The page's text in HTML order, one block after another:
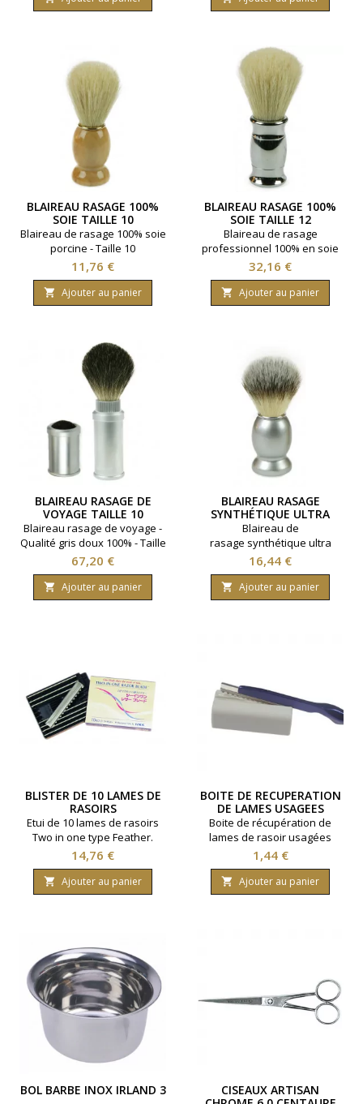
base
BLAIREAU RASAGE 100%
SOIE TAILLE 10
Blaireau de rasage 100% soie
porcine - Taille 10
Prix
11,76 €
 Ajouter au panier
BLAIREAU RASAGE 100%
SOIE TAILLE 12
Blaireau de rasage
professionnel 100% en soie
porcine - Taille 12.
Prix
32,16 €
 Ajouter au panier
BLAIREAU RASAGE DE
VOYAGE TAILLE 10
Blaireau rasage de voyage -
Qualité gris doux 100% - Taille
10
Prix
67,20 €
 Ajouter au panier
BLAIREAU RASAGE
SYNTHÉTIQUE ULTRA
DOUX
Blaireau de
rasage synthétique ultra
doux - Taille 10.
Prix
16,44 €
 Ajouter au panier
BLISTER DE 10 LAMES DE
RASOIRS
Etui de 10 lames de rasoirs
Two in one type Feather.
Prix
14,76 €
 Ajouter au panier
BOITE DE RECUPERATION
DE LAMES USAGEES
Boite de récupération de
lames de rasoir usagées
Prix
1,44 €
 Ajouter au panier
BOL BARBE INOX IRLAND 3
CISEAUX ARTISAN